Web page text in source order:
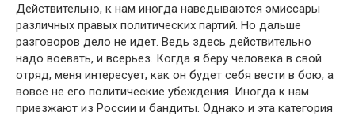
Действительно, к нам иногда наведываются эмиссары
различных правых политических партий. Но дальше
разговоров дело не идет. Ведь здесь действительно
надо воевать, и всерьез. Когда я беру человека в свой
отряд, меня интересует, как он будет себя вести в бою, а
вовсе не его политические убеждения. Иногда к нам
приезжают из России и бандиты. Однако и эта категория